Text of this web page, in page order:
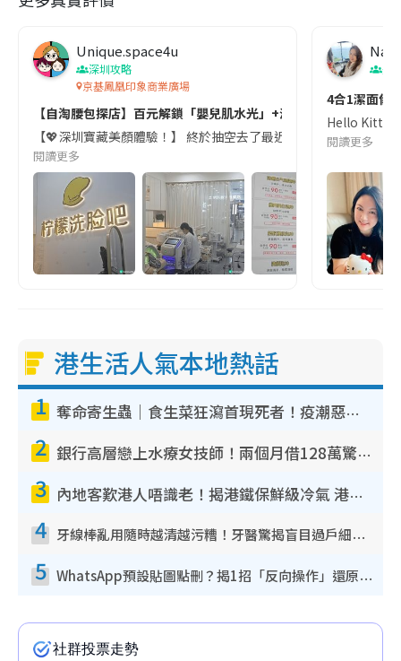
Unique.space4u
深圳攻略
京基鳳凰印象商業廣場
【自淘腰包探店】百元解鎖「嬰兒肌水光」+深層清潔，黑頭bye
【💖深圳寶藏美顏體驗！】 終於抽空去了最近小紅書超火的「
閱讀更多
美
4合1潔面儀
Hello Kitty
閱讀更多
港生活人氣本地熱話
1 奪命寄生蟲｜食生菜狂瀉首現死者！疫潮惡化錄1.8萬宗病例 揭洗菜3大謬誤
2 銀行高層戀上水療女技師！兩個月借128萬驚覺「沉船」沉落火海 揭背後疑似邪教操控賣淫
3 內地客歎港人唔識老！揭港鐵保鮮級冷氣 港人求放過：咪投訴
4 牙線棒亂用隨時越清越污糟！牙醫驚揭盲目過戶細菌恐致蛀牙：呢種先係日常真保養
5 WhatsApp預設貼圖點刪？揭1招「反向操作」還原簡潔介面 附3步實測教學